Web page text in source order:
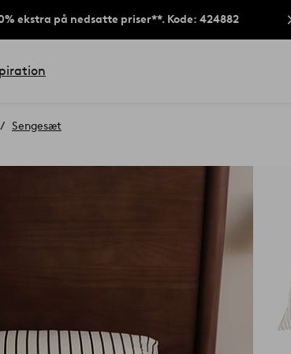
ekstra på nedsatte priser**. Kode: 424882
Sengesæt